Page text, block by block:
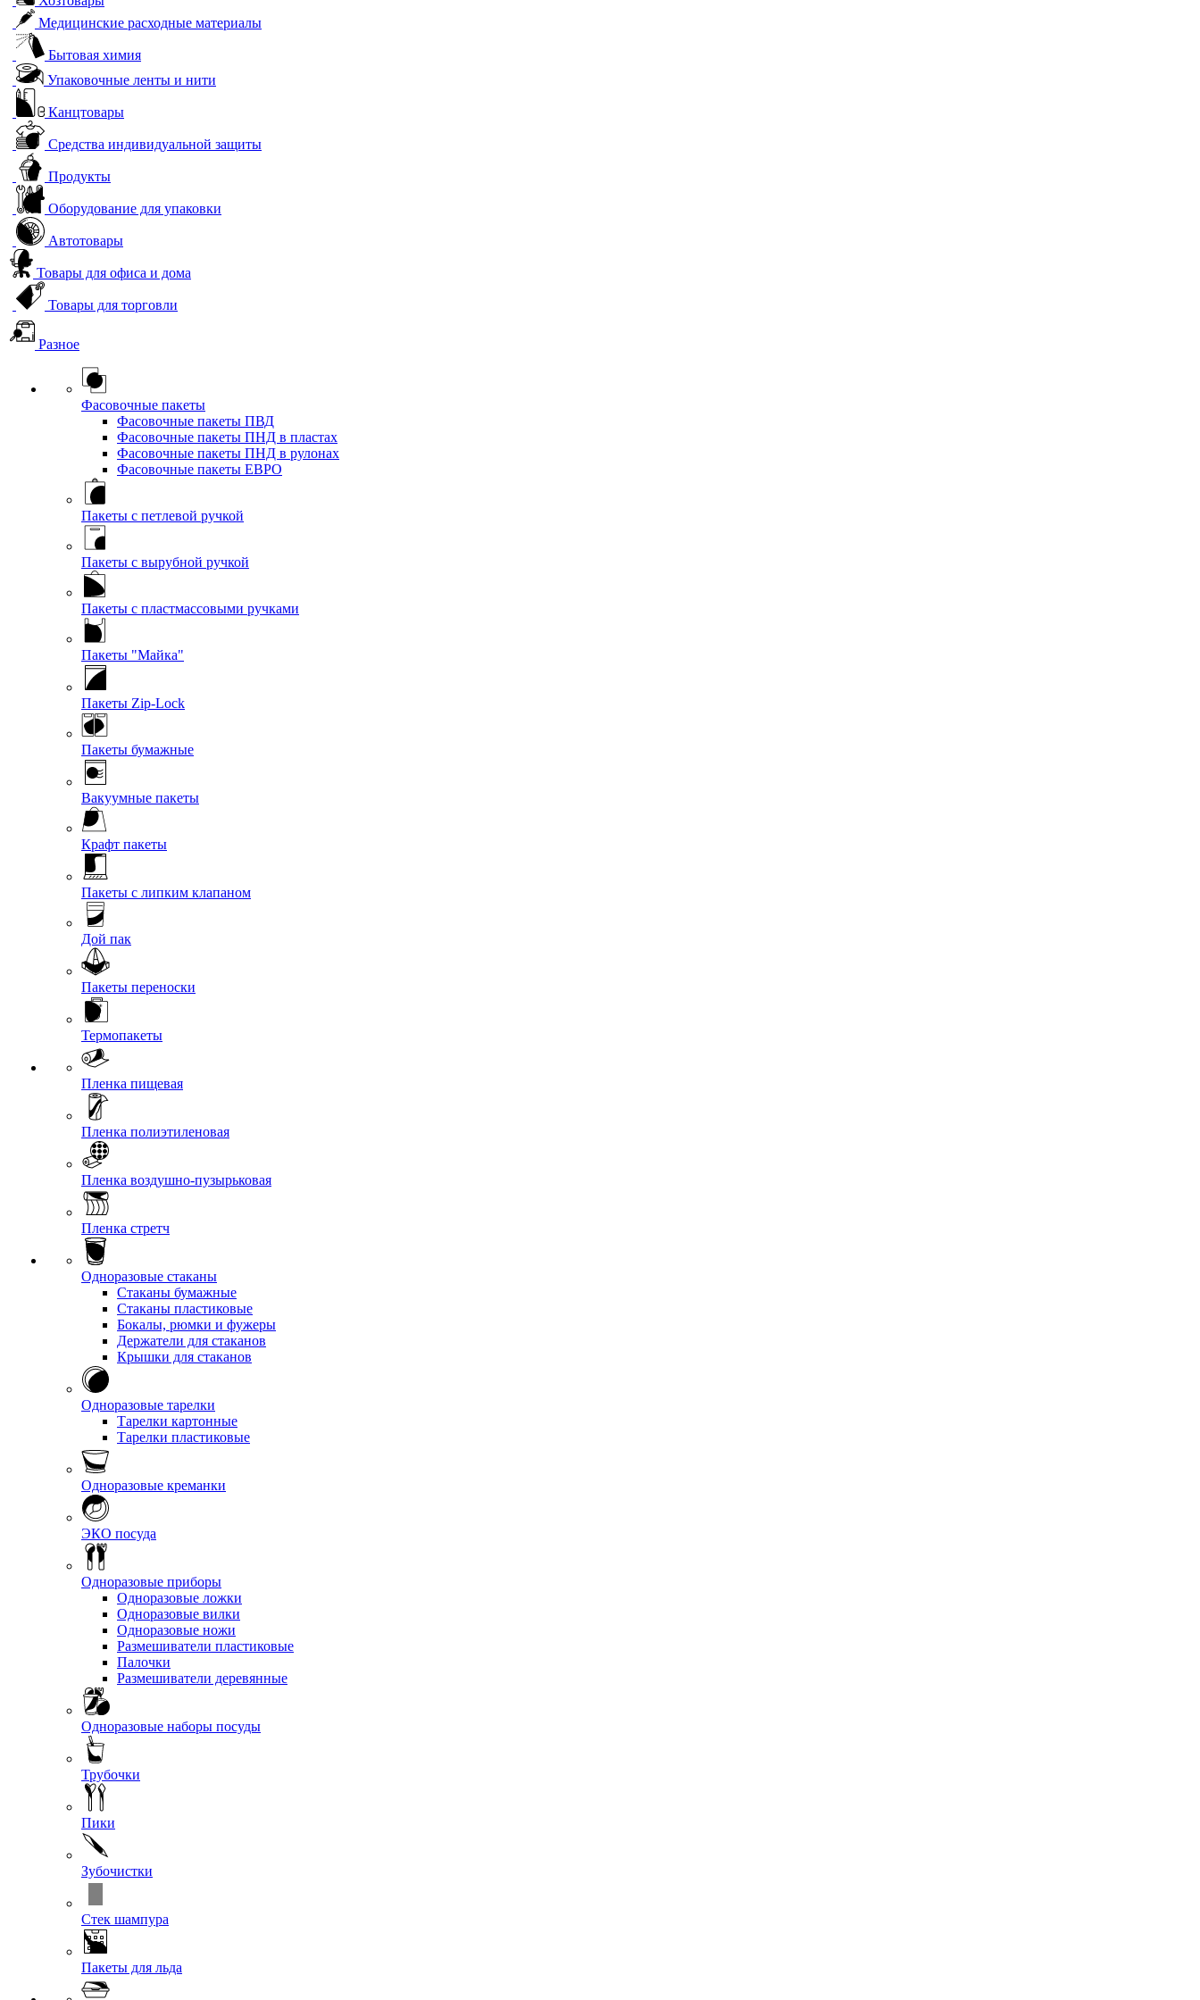
Медицинские расходные материалы
Бытовая химия
Упаковочные ленты и нити
Канцтовары
Средства индивидуальной защиты
Продукты
Оборудование для упаковки
Автотовары
Товары для офиса и дома
Товары для торговли
Разное
Фасовочные пакеты
Фасовочные пакеты ПВД
Фасовочные пакеты ПНД в пластах
Фасовочные пакеты ПНД в рулонах
Фасовочные пакеты ЕВРО
Пакеты с петлевой ручкой
Пакеты с вырубной ручкой
Пакеты с пластмассовыми ручками
Пакеты "Майка"
Пакеты Zip-Lock
Пакеты бумажные
Вакуумные пакеты
Крафт пакеты
Пакеты с липким клапаном
Дой пак
Пакеты переноски
Термопакеты
Пленка пищевая
Пленка полиэтиленовая
Пленка воздушно-пузырьковая
Пленка стретч
Одноразовые стаканы
Стаканы бумажные
Стаканы пластиковые
Бокалы, рюмки и фужеры
Держатели для стаканов
Крышки для стаканов
Одноразовые тарелки
Тарелки картонные
Тарелки пластиковые
Одноразовые креманки
ЭКО посуда
Одноразовые приборы
Одноразовые ложки
Одноразовые вилки
Одноразовые ножи
Размешиватели пластиковые
Палочки
Размешиватели деревянные
Одноразовые наборы посуды
Трубочки
Пики
Зубочистки
Стек шампура
Пакеты для льда